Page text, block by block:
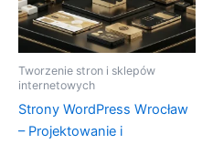
Tworzenie stron i sklepów
internetowych
Strony WordPress Wrocław
– Projektowanie i